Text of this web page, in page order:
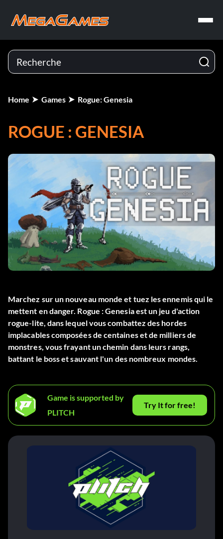
Home Games Rogue: Genesia
ROGUE : GENESIA
Marchez sur un nouveau monde et tuez les ennemis qui le
mettent en danger. Rogue : Genesia est un jeu d'action
rogue-lite, dans lequel vous combattez des hordes
implacables composées de centaines et de milliers de
monstres, vous frayant un chemin dans leurs rangs,
battant le boss et sauvant l'un des nombreux mondes.
Game is supported by
PLITCH
Try It for free!